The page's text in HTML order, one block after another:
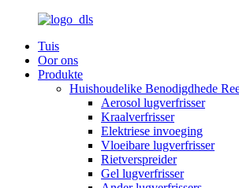
Tuis
Oor ons
Produkte
Huishoudelike Benodigdhede
Aerosol lugverfrisser
Kraalverfrisser
Elektriese invoeging
Vloeibare lugverfrisser
Rietverspreider
Gel lugverfrisser